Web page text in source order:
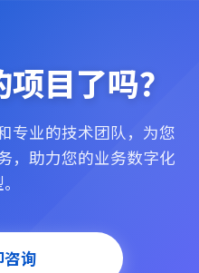
目了吗？
专业的技术团队，为您
，助力您的业务数字化
咨询